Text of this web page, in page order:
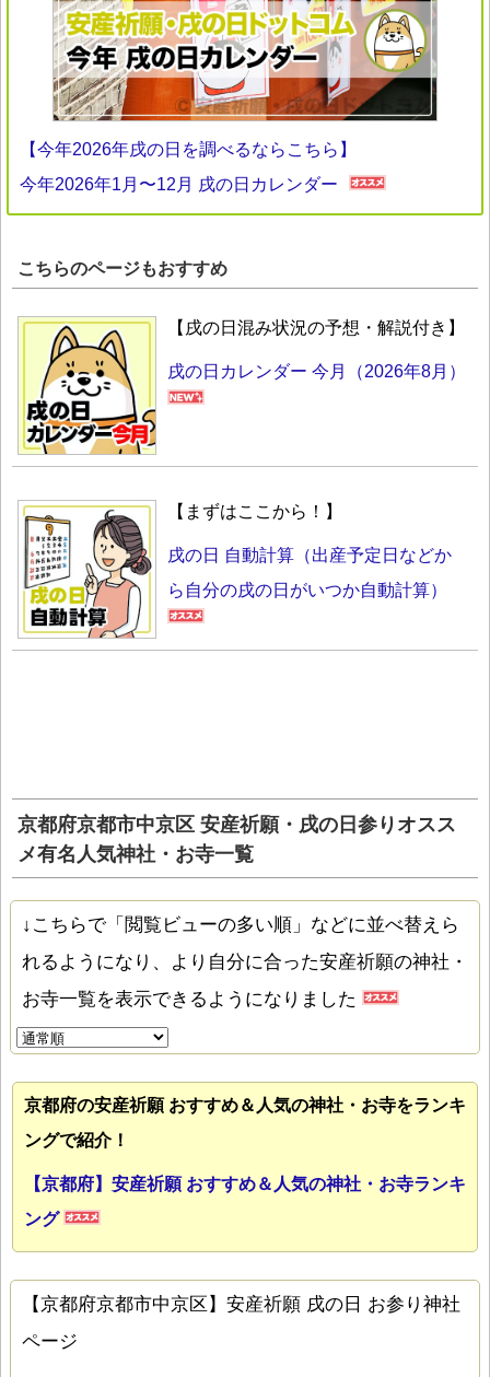
【今年2026年戌の日を調べるならこちら】
今年2026年1月〜12月 戌の日カレンダー
こちらのページもおすすめ
【戌の日混み状況の予想・解説付き】
戌の日カレンダー 今月（2026年8月）
【まずはここから！】
戌の日 自動計算（出産予定日などか
ら自分の戌の日がいつか自動計算）
京都府京都市中京区 安産祈願・戌の日参りオスス
メ有名人気神社・お寺一覧
↓こちらで「閲覧ビューの多い順」などに並べ替えら
れるようになり、より自分に合った安産祈願の神社・
お寺一覧を表示できるようになりました
京都府の安産祈願 おすすめ＆人気の神社・お寺をランキ
ングで紹介！
【京都府】安産祈願 おすすめ＆人気の神社・お寺ランキ
ング
【京都府京都市中京区】安産祈願 戌の日 お参り神社
ページ